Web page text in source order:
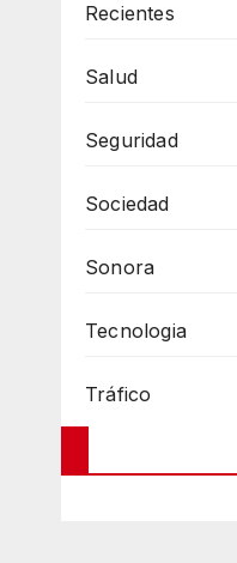
Recientes
Salud
Seguridad
Sociedad
Sonora
Tecnologia
Tráfico